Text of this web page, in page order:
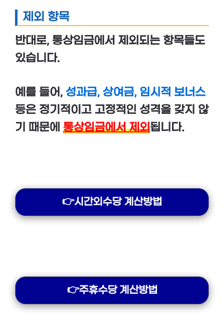
제외 항목
반대로, 통상임금에서 제외되는 항목들도
있습니다.
예를 들어, 성과급, 상여금, 임시적 보너스
등은 정기적이고 고정적인 성격을 갖지 않
기 때문에 통상임금에서 제외됩니다.
👉시간외수당 계산방법
👉주휴수당 계산방법